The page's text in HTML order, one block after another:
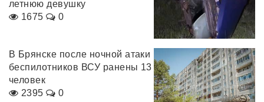
летнюю девушку
1675
0
В Брянске после ночной атаки
беспилотников ВСУ ранены 13
человек
2395
0